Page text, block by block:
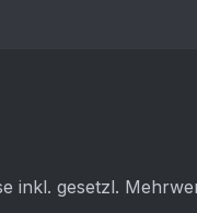
inkl. gesetzl.